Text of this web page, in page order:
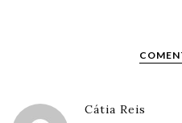
Cátia Reis